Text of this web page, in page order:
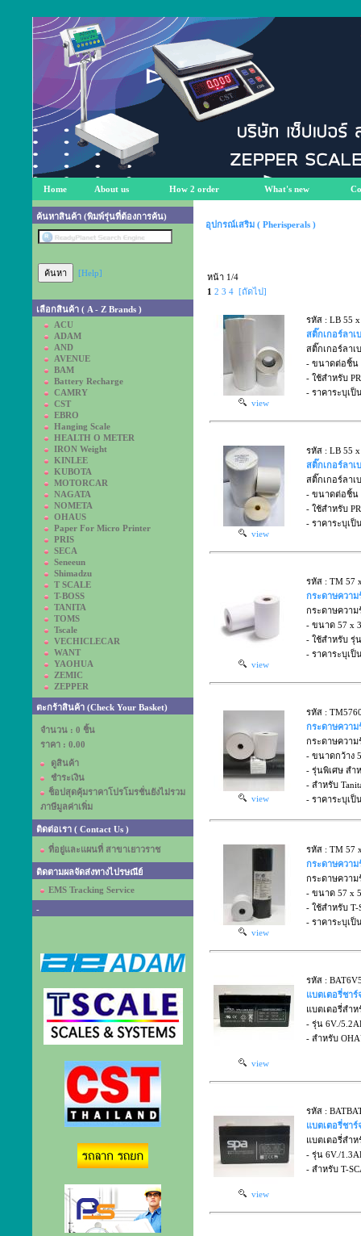
Home About us How 2 order What's new
ค้นหาสินค้า (พิมพ์รุ่นที่ต้องการค้น)
[Help]
เลือกสินค้า ( A - Z Brands )
ACU
ADAM
AND
AVENUE
BAM
Battery Recharge
CAMRY
CST
EBRO
Hanging Scale
HEALTH O METER
IRON Weight
KINLEE
KUBOTA
MOTORCAR
NAGATA
NOMETA
OHAUS
Paper For Micro Printer
PRIS
SECA
Seneeun
Shimadzu
T SCALE
T-BOSS
TANITA
TOMS
Tscale
VECHICLECAR
WANT
YAOHUA
ZEMIC
ZEPPER
ตะกร้าสินค้า (Check Your Basket)
จำนวน : 0 ชิ้น
ราคา : 0.00
ดูสินค้า
ชำระเงิน
ช็อปสุดคุ้มราคาโปรโมรชั่นยังไม่รวม
ภาษีมูลค่าเพิ่ม
ติดต่อเรา ( Contact Us )
ที่อยู่และแผนที่ สาขาเยาวราช
ติดตามผลจัดส่งทางไปรษณีย์
EMS Tracking Service
-
อุปกรณ์เสริม ( Pherisperals )
หน้า 1/4
1 2 3 4 [ถัดไป]
view
รหัส : LB 55
สติ๊กเกอร์ลาเ
สติ๊กเกอร์ลาเ
- ขนาดต่อชิ้น
- ใช้สำหรับ
- ราคาระบุเป็
view
รหัส : LB 55
สติ๊กเกอร์ลาเ
สติ๊กเกอร์ลาเ
- ขนาดต่อชิ้น
- ใช้สำหรับ
- ราคาระบุเป็
view
รหัส : TM 57
กระดาษความ
กระดาษความ
- ขนาด 57 x
- ใช้สำหรับ รุ่น
- ราคาระบุเป็
view
รหัส :
กระดาษความ
กระดาษความ
- ขนาดกว้าง
- รุ่นพิเศษ สำ
- สำหรับ
- ราคาระบุเป็
view
รหัส : TM 57
กระดาษความ
กระดาษความ
- ขนาด 57 x
- ใช้สำหรับ T-
- ราคาระบุเป็
view
รหัส :
แบตเตอรี่ชาร์
แบตเตอรี่สำห
- รุ่น 6V./
- สำหรับ
view
รหัส :
แบตเตอรี่ชาร์
แบตเตอรี่สำห
- รุ่น 6V./
- สำหรับ T-